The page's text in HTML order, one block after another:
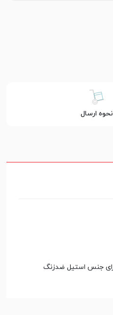
نحوه ارسال